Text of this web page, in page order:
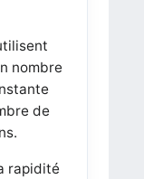
nombre
de
rapidité